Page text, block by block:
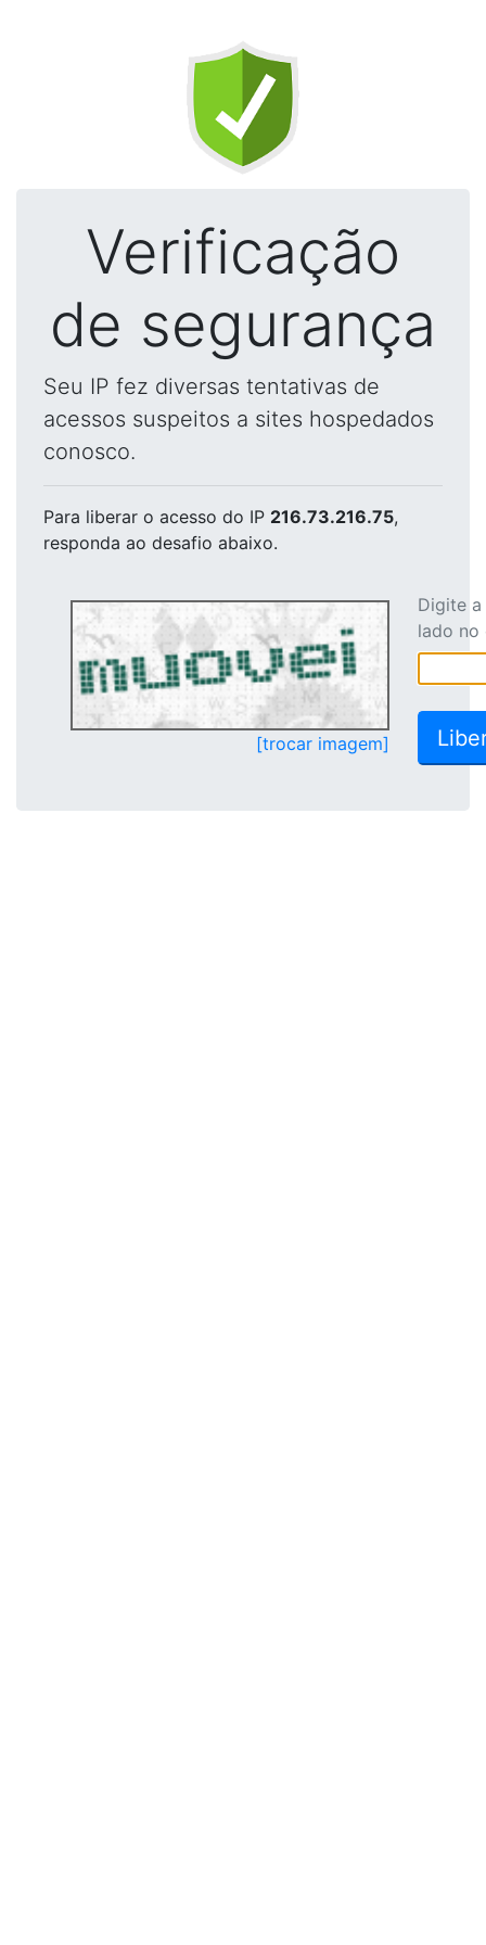
Verificação
de segurança
Seu IP fez diversas tentativas de
acessos suspeitos a sites hospedados
conosco.
Para liberar o acesso do IP 216.73.216.75,
responda ao desafio abaixo.
[trocar imagem]
Digite
lado no